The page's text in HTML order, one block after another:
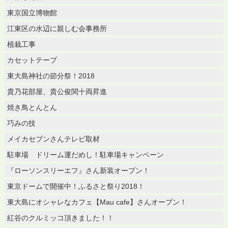
東京国立博物館
江東区の水辺に親しむ会事務所
植栽工事
カセットテープ
東大島神社の節分祭！2018
貴乃花部屋、貴公俊関十両昇進
焼き鳥とんとん
巧みの技
メイカセブンさんテレビ取材
駐車場 ドリーム運だめし！駐車場キャンペーン
『ローソンスリーエフ』さん新装オープン！
東京ドームで開催中！ふるさと祭り2018！
東大島にオシャレなカフェ【Mau cafe】さんオープン！
紅谷のクルミッコ頂きました！！